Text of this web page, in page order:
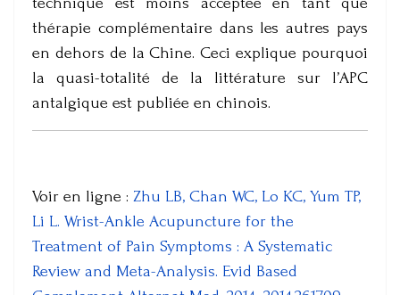
thérapie complémentaire dans les autres pays
en dehors de la Chine. Ceci explique pourquoi
la quasi-totalité de la littérature sur l’APC
antalgique est publiée en chinois.
Voir en ligne : Zhu LB, Chan WC, Lo KC, Yum TP,
Li L. Wrist-Ankle Acupuncture for the
Treatment of Pain Symptoms : A Systematic
Review and Meta-Analysis. Evid Based